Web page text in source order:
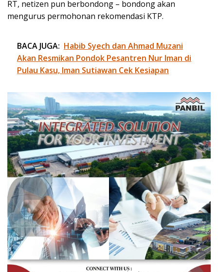
RT, netizen pun berbondong – bondong akan
mengurus permohonan rekomendasi KTP.
BACA JUGA: Habib Syech dan Ahmad Muzani
Akan Resmikan Pondok Pesantren Nur Iman di
Pulau Kasu, Iman Sutiawan Cek Kesiapan